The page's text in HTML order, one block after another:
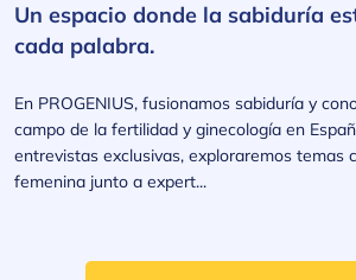
Un espacio donde la sabiduría
cada palabra.
En PROGENIUS, fusionamos sabiduría y
campo de la fertilidad y ginecología en
entrevistas exclusivas, exploraremos temas
femenina junto a expert...